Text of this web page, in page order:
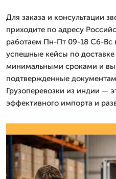
Для заказа и консультации
приходите по адресу
работаем Пн-Пт 09-18 Сб-Вс
успешные кейсы по
минимальными сроками и
подтвержденные
Грузоперевозки из индии —
эффективного импорта и